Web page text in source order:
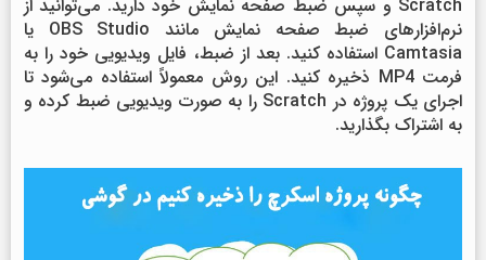
Scratch و سپس ضبط صفحه نمایش خود دارید. می‌توانید از
نرم‌افزارهای ضبط صفحه نمایش مانند OBS Studio یا
Camtasia استفاده کنید. بعد از ضبط، فایل ویدیویی خود را به
فرمت MP4 ذخیره کنید. این روش معمولاً استفاده می‌شود تا
اجرای یک پروژه در Scratch را به صورت ویدیویی ضبط کرده و
به اشتراک بگذارید.